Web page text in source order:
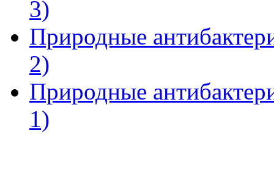
3)
Природные
2)
Природные
1)